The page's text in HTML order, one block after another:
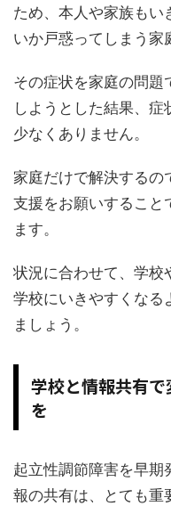
ため、本人や家族もい
いか戸惑ってしまう家
その症状を家庭の問題
しようとした結果、
少なくありません。
家庭だけで解決するの
支援をお願いすること
ます。
状況に合わせて、学校
学校にいきやすくなる
ましょう。
学校と情報共有
を
起立性調節障害を早期
報の共有は、とても重